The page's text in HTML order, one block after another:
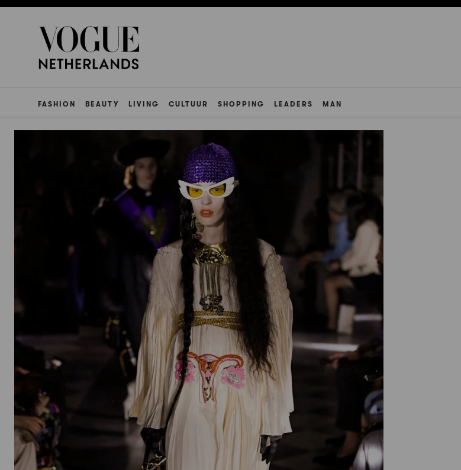
FASHION BEAUTY LIVING CULTUUR SHOPPING LEADERS MAN